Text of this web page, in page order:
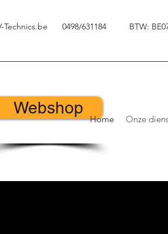
Technics.be 0498/631184 BTW:
Webshop
Home Onze